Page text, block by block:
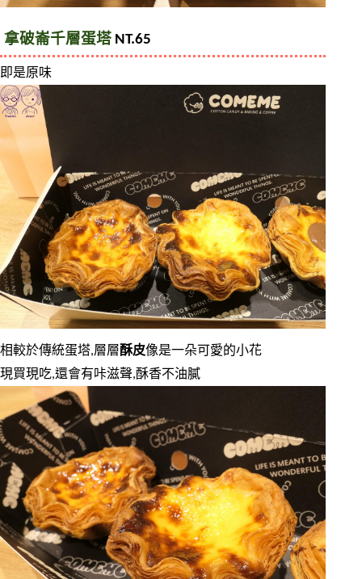
拿破崙千層蛋塔 NT.65
即是原味
相較於傳統蛋塔,層層酥皮像是一朵可愛的小花
現買現吃,還會有咔滋聲,酥香不油膩